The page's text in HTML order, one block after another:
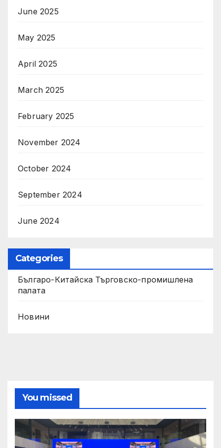
June 2025
May 2025
April 2025
March 2025
February 2025
November 2024
October 2024
September 2024
June 2024
Categories
Българо-Китайска Търговско-промишлена
палaта
Новини
You missed